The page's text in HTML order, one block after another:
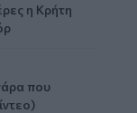
η Κρήτη
που